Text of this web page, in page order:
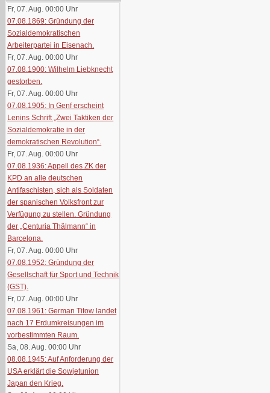
Fr, 07. Aug. 00:00 Uhr
07.08.1869: Gründung der
Sozialdemokratischen
Arbeiterpartei in Eisenach.
Fr, 07. Aug. 00:00 Uhr
07.08.1900: Wilhelm Liebknecht
gestorben.
Fr, 07. Aug. 00:00 Uhr
07.08.1905: In Genf erscheint
Lenins Schrift „Zwei Taktiken der
Sozialdemokratie in der
demokratischen Revolution“.
Fr, 07. Aug. 00:00 Uhr
07.08.1936: Appell des ZK der
KPD an alle deutschen
Antifaschisten, sich als Soldaten
der spanischen Volksfront zur
Verfügung zu stellen. Gründung
der „Centuria Thälmann“ in
Barcelona.
Fr, 07. Aug. 00:00 Uhr
07.08.1952: Gründung der
Gesellschaft für Sport und Technik
(GST).
Fr, 07. Aug. 00:00 Uhr
07.08.1961: German Titow landet
nach 17 Erdumkreisungen im
vorbestimmten Raum.
Sa, 08. Aug. 00:00 Uhr
08.08.1945: Auf Anforderung der
USA erklärt die Sowjetunion
Japan den Krieg.